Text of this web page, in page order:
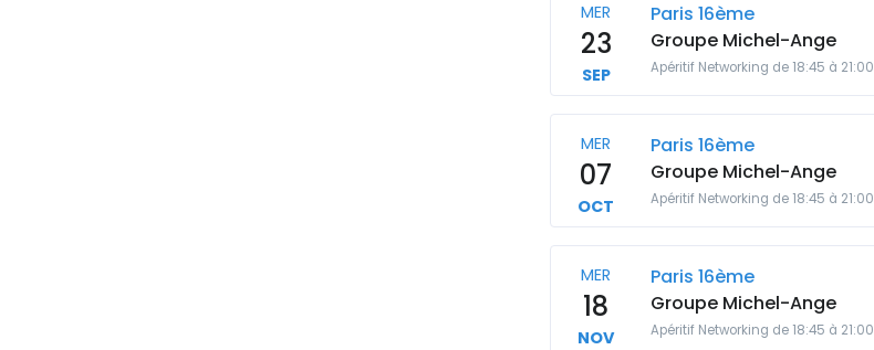
MER
23
SEP
Paris 16ème
Groupe Michel-Ange
Apéritif Networking de 18:45 à 21:00
MER
07
OCT
Paris 16ème
Groupe Michel-Ange
Apéritif Networking de 18:45 à 21:00
MER
18
NOV
Paris 16ème
Groupe Michel-Ange
Apéritif Networking de 18:45 à 21:00